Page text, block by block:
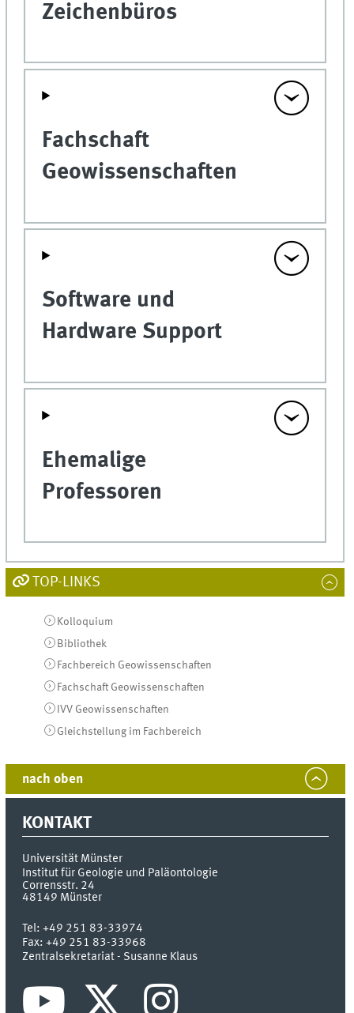
Zeichenbüros
Fachschaft
Geowissenschaften
Software und
Hardware Support
Ehemalige
Professoren
TOP-LINKS
Kolloquium
Bibliothek
Fachbereich Geowissenschaften
Fachschaft Geowissenschaften
IVV Geowissenschaften
Gleichstellung im Fachbereich
nach oben
KONTAKT
Universität Münster
Institut für Geologie und Paläontologie
Corrensstr. 24
48149 Münster
Tel:+49 251 83-33974
Fax:+49 251 83-33968
Zentralsekretariat - Susanne Klaus